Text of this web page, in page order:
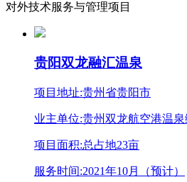
对外技术服务与管理项目
贵阳双龙融汇温泉
项目地址:贵州省贵阳市
业主单位:贵州双龙航空港温
项目面积:总占地23亩
服务时间:2021年10月（预计）